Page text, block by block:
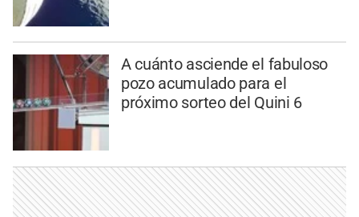
A cuánto asciende el fabuloso
pozo acumulado para el
próximo sorteo del Quini 6